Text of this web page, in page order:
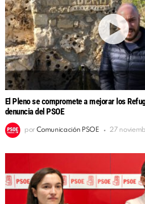
El Pleno se compromete a mejorar los
denuncia del PSOE
por Comunicación PSOE 27